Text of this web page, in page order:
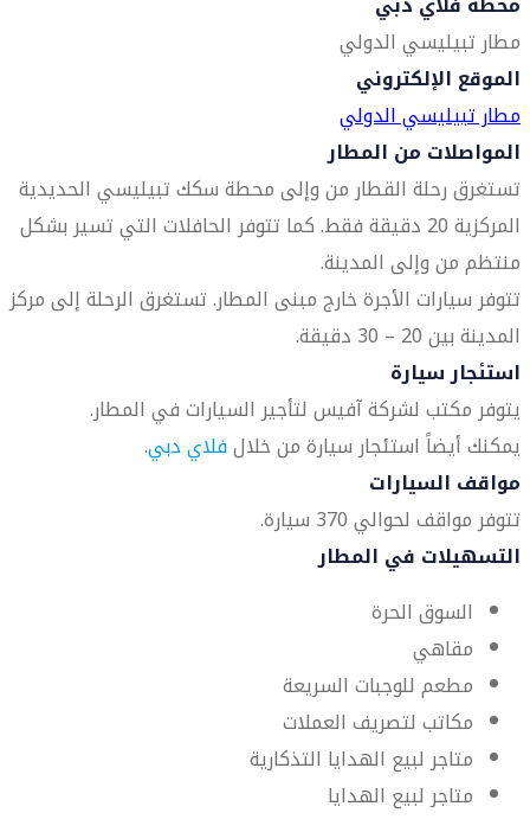
مطار تبيليسي الدولي
الموقع الإلكتروني
مطار تبيليسي الدولي
المواصلات من المطار
تستغرق رحلة القطار من وإلى محطة سكك تبيليسي الحديدية
المركزية 20 دقيقة فقط. كما تتوفر الحافلات التي تسير بشكل
منتظم من وإلى المدينة.
تتوفر سيارات الأجرة خارج مبنى المطار. تستغرق الرحلة إلى مركز
المدينة بين 20 – 30 دقيقة.
استئجار سيارة
يتوفر مكتب لشركة آفيس لتأجير السيارات في المطار.
يمكنك أيضاً استئجار سيارة من خلالفلاي دبي.
مواقف السيارات
تتوفر مواقف لحوالي 370 سيارة.
التسهيلات في المطار
السوق الحرة
مقاهي
مطعم للوجبات السريعة
مكاتب لتصريف العملات
متاجر لبيع الهدايا التذكارية
متاجر لبيع الهدايا